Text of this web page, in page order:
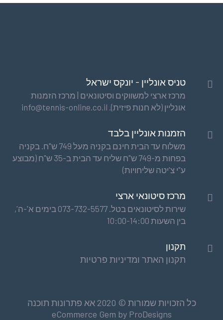
טניס אונליין - יונקס ישראל
מרכז ארצי למשווקים וסיטונאים | מרכז הזמנות
אונליין (לא חנות פיזית). info@tennis-online.co.il
הזמנות אונליין בלבד
משלוח עד הבית חינם בקניה מעל 749 ש"ח. בקניה
בפחות מ-749 ש"ח שליח עד הבית ב-35 ש"ח (מבוצע
ע"י צ'יטה שליחויות)
מרכז סיטונאי ארצי
שירות לסיטונאים בטל. 073-732-5577 בימים א'-ה',
בין השעות 10:00-14:00
תקנון
תקנון האתר ומדיניות פרטיות
כל הזכויות שמורות © 2020 אא פתרונות תוכנה
eCommerce Gem by ProDesigns